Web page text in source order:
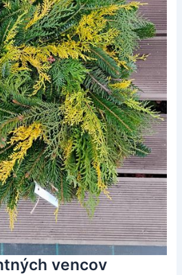
vencov